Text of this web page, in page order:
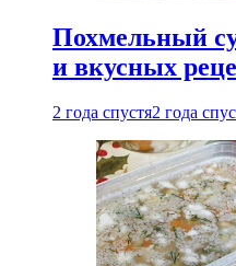
Похмельный
и вкусных
2 года спустя2 года